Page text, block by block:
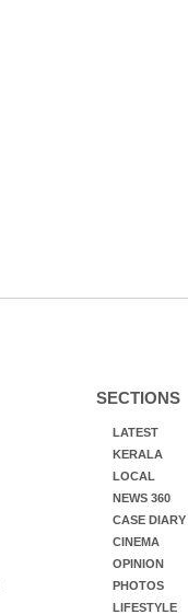
SECTIONS
LATEST
KERALA
LOCAL
NEWS 360
CASE DIARY
CINEMA
OPINION
PHOTOS
LIFESTYLE